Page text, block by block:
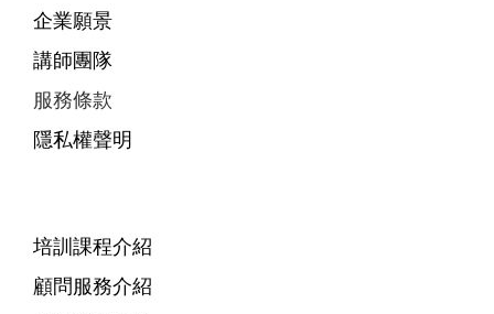
企業願景
講師團隊
服務條款
隱私權聲明
培訓課程介紹
顧問服務介紹